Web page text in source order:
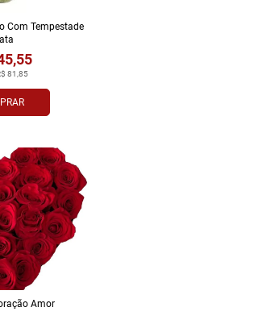
81,85
Com Tempestade
Amor